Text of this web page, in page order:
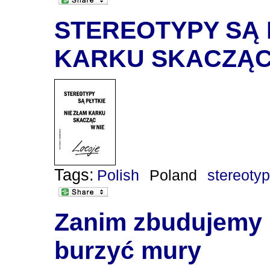
STEREOTYPY
KARKU
Tags: Polish Poland
Zanim
burzyć mury